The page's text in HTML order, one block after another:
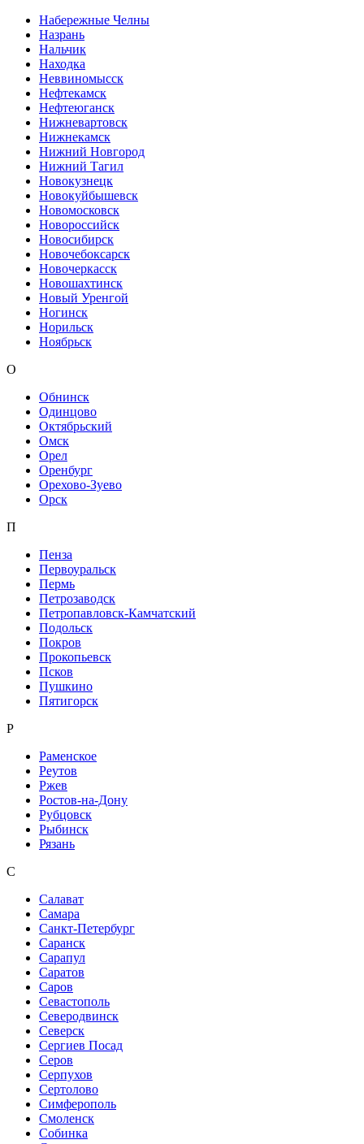
Набережные Челны
Назрань
Нальчик
Находка
Неввиномысск
Нефтекамск
Нефтеюганск
Нижневартовск
Нижнекамск
Нижний Новгород
Нижний Тагил
Новокузнецк
Новокуйбышевск
Новомосковск
Новороссийск
Новосибирск
Новочебоксарск
Новочеркасск
Новошахтинск
Новый Уренгой
Ногинск
Норильск
Ноябрьск
О
Обнинск
Одинцово
Октябрьский
Омск
Орел
Оренбург
Орехово-Зуево
Орск
П
Пенза
Первоуральск
Пермь
Петрозаводск
Петропавловск-Камчатский
Подольск
Покров
Прокопьевск
Псков
Пушкино
Пятигорск
Р
Раменское
Реутов
Ржев
Ростов-на-Дону
Рубцовск
Рыбинск
Рязань
С
Салават
Самара
Санкт-Петербург
Саранск
Сарапул
Саратов
Саров
Севастополь
Северодвинск
Северск
Сергиев Посад
Серов
Серпухов
Сертолово
Симферополь
Смоленск
Собинка